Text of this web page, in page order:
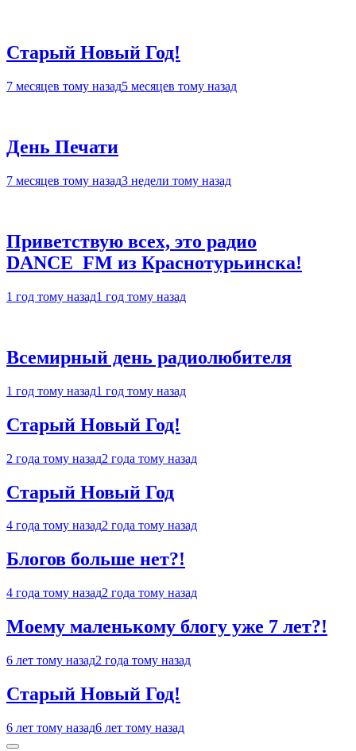
Старый Новый Год!
7 месяцев тому назад5 месяцев тому назад
День Печати
7 месяцев тому назад3 недели тому назад
Приветствую всех, это радио
DANCE_FM из Краснотурьинска!
1 год тому назад1 год тому назад
Всемирный день радиолюбителя
1 год тому назад1 год тому назад
Старый Новый Год!
2 года тому назад2 года тому назад
Старый Новый Год
4 года тому назад2 года тому назад
Блогов больше нет?!
4 года тому назад2 года тому назад
Моему маленькому блогу уже 7 лет?!
6 лет тому назад2 года тому назад
Старый Новый Год!
6 лет тому назад6 лет тому назад